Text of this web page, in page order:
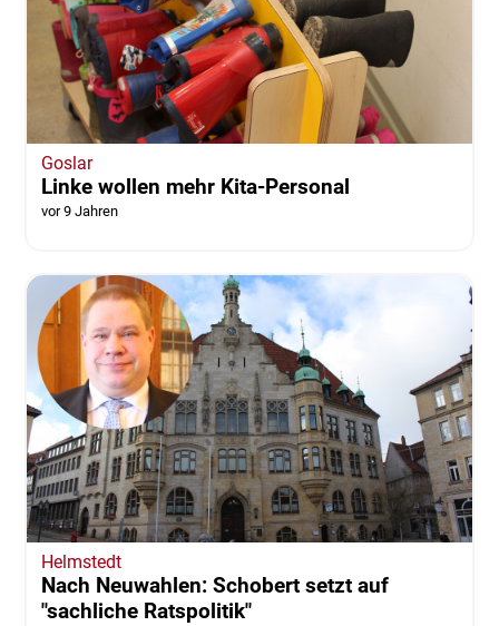
Goslar
Linke wollen mehr Kita-Personal
vor 9 Jahren
Helmstedt
Nach Neuwahlen: Schobert setzt auf
"sachliche Ratspolitik"